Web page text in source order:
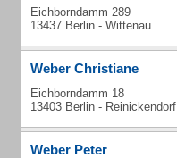
Eichborndamm 289
13437 Berlin - Wittenau
Weber Christiane
Eichborndamm 18
13403 Berlin - Reinickendorf
Weber Peter